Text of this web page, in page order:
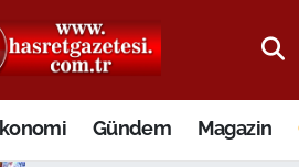
Gündem Magazin
Eczaneler
Durumu